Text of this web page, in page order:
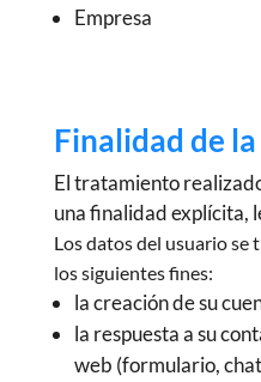
Empresa
Finalidad de
El tratamiento
una finalidad explícita,
Los datos del usuario
los siguientes fines:
la creación de su
la respuesta a su
web (formulario,